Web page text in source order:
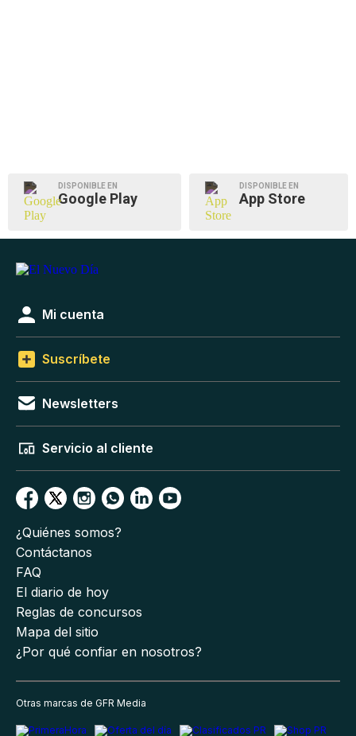
DISPONIBLE EN
Google Play
DISPONIBLE EN
App Store
Mi cuenta
Suscríbete
Newsletters
Servicio al cliente
¿Quiénes somos?
Contáctanos
FAQ
El diario de hoy
Reglas de concursos
Mapa del sitio
¿Por qué confiar en nosotros?
Otras marcas de GFR Media